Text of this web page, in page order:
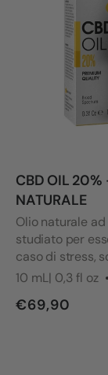
CBD OIL 20%
NATURALE
Olio naturale
studiato per
caso di stress,
tensione
verificata da
favorisce
10 mL| 0,3 fl oz
€69,90